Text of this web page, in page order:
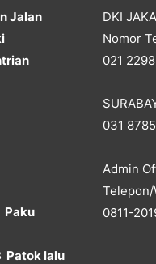
Jalan
Paku
Patok lalu
DKI
Nomor
021
031
Admin
Telepon/
0811-